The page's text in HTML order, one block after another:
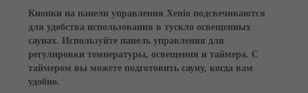
Кнопки на панели управления Xenio подсвечиваются
для удобства использования в тускло освещенных
саунах. Используйте панель управления для
регулировки температуры, освещения и таймера. С
таймером вы можете подготовить сауну, когда вам
удобно.